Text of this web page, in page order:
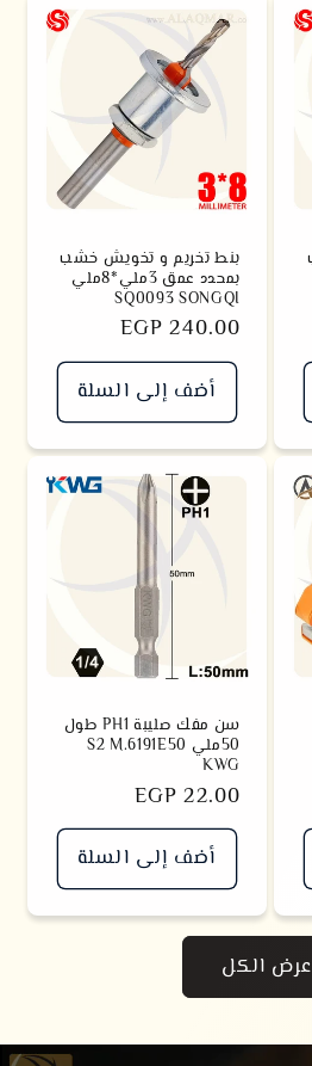
بنط تخريم و تخويش خشب
بمحدد عمق 3ملي*8ملي
SQ0093 SONGQI
سعر
EGP 240.00
أضف إلى السلة
سن مفك صليبة PH1 طول
50ملي S2 M.6191E50
KWG
سعر
EGP 22.00
أضف إلى السلة
عرض الكل